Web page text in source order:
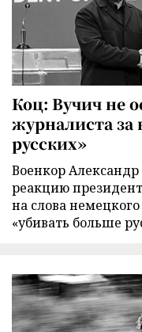
Коц: Вучич не
журналиста за
русских»
Военкор
реакцию
на слова
«убивать больше